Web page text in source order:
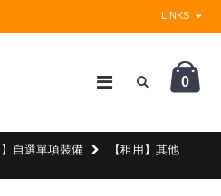
LINKS
0
】自選單項裝備
【租用】其他